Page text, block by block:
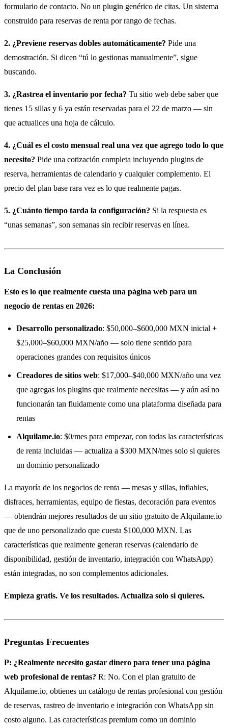
formulario de contacto. No un plugin genérico de citas. Un sistema
construido para reservas de renta por rango de fechas.
2. ¿Previene reservas dobles automáticamente? Pide una
demostración. Si dicen “tú lo gestionas manualmente”, sigue
buscando.
3. ¿Rastrea el inventario por fecha? Tu sitio web debe saber que
tienes 15 sillas y 6 ya están reservadas para el 22 de marzo — sin
que actualices una hoja de cálculo.
4. ¿Cuál es el costo mensual real una vez que agrego todo lo que
necesito? Pide una cotización completa incluyendo plugins de
reserva, herramientas de calendario y cualquier complemento. El
precio del plan base rara vez es lo que realmente pagas.
5. ¿Cuánto tiempo tarda la configuración? Si la respuesta es
“unas semanas”, son semanas sin recibir reservas en línea.
La Conclusión
Esto es lo que realmente cuesta una página web para un
negocio de rentas en 2026:
Desarrollo personalizado: $50,000–$600,000 MXN inicial +
$25,000–$60,000 MXN/año — solo tiene sentido para
operaciones grandes con requisitos únicos
Creadores de sitios web: $17,000–$40,000 MXN/año una vez
que agregas los plugins que realmente necesitas — y aún así no
funcionarán tan fluidamente como una plataforma diseñada para
rentas
Alquilame.io: $0/mes para empezar, con todas las características
de renta incluidas — actualiza a $300 MXN/mes solo si quieres
un dominio personalizado
La mayoría de los negocios de renta — mesas y sillas, inflables,
disfraces, herramientas, equipo de fiestas, decoración para eventos
— obtendrán mejores resultados de un sitio gratuito de Alquilame.io
que de uno personalizado que cuesta $100,000 MXN. Las
características que realmente generan reservas (calendario de
disponibilidad, gestión de inventario, integración con WhatsApp)
están integradas, no son complementos adicionales.
Empieza gratis. Ve los resultados. Actualiza solo si quieres.
Preguntas Frecuentes
P: ¿Realmente necesito gastar dinero para tener una página
web profesional de rentas? R: No. Con el plan gratuito de
Alquilame.io, obtienes un catálogo de rentas profesional con gestión
de reservas, rastreo de inventario e integración con WhatsApp sin
costo alguno. Las características premium como un dominio